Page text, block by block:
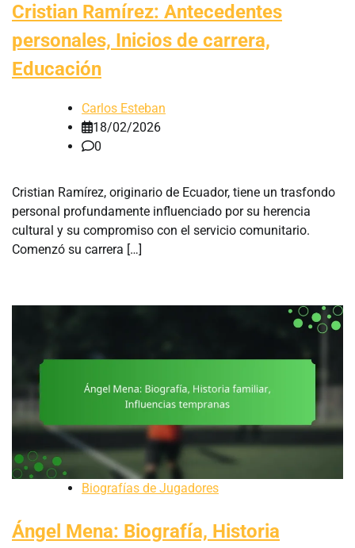
Cristian Ramírez: Antecedentes
personales, Inicios de carrera,
Educación
Carlos Esteban
18/02/2026
0
Cristian Ramírez, originario de Ecuador, tiene un trasfondo
personal profundamente influenciado por su herencia
cultural y su compromiso con el servicio comunitario.
Comenzó su carrera […]
Biografías de Jugadores
Ángel Mena: Biografía, Historia